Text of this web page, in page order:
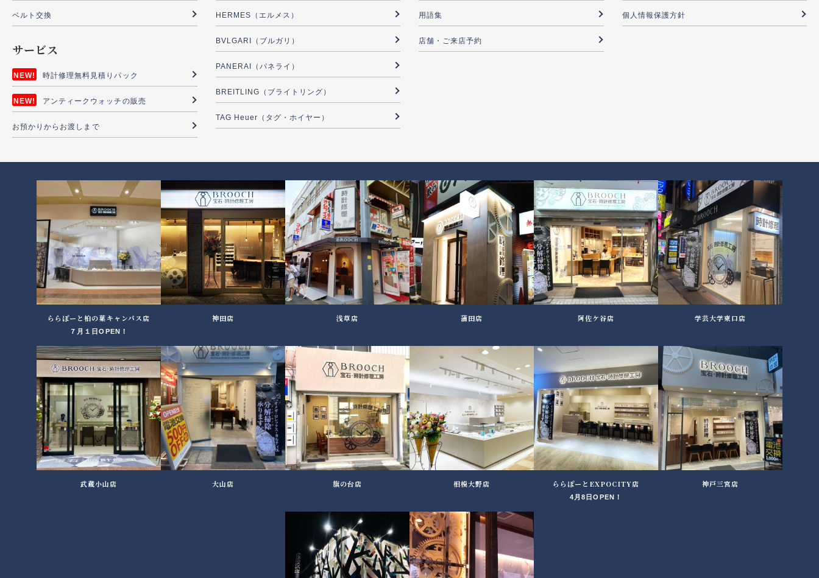
ベルト交換
サービス
時計修理無料見積りパック
アンティークウォッチの販売
お預かりからお渡しまで
HERMES（エルメス）
BVLGARI（ブルガリ）
PANERAI（パネライ）
BREITLING（ブライトリング）
TAG Heuer（タグ・ホイヤー）
用語集
店舗・ご来店予約
個人情報保護方針
ららぽーと柏の葉キャンパス店
７月１日OPEN！
神田店 浅草店 蒲田店 阿佐ケ谷店 学芸大学東口店
武蔵小山店 大山店 旗の台店 相模大野店 ららぽーとEXPOCITY店
4月8日OPEN！
神戸三宮店